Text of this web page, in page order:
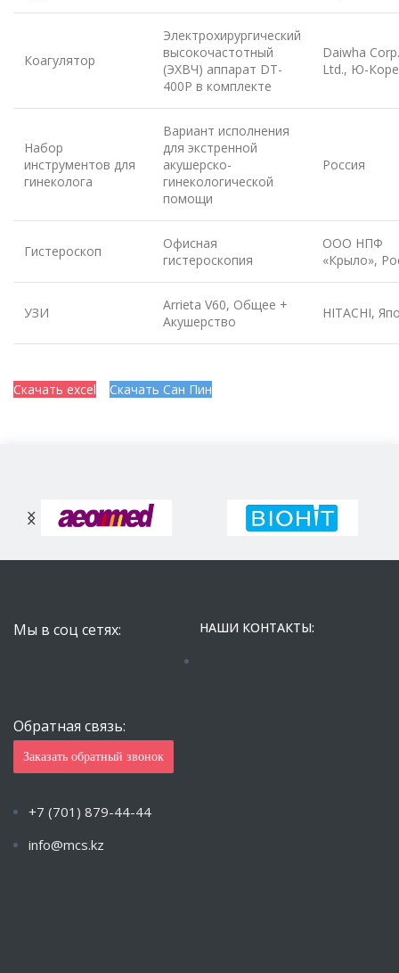
Коагулятор
Электрохирургический
высокочастотный
(ЭХВЧ) аппарат DT-
400Р в комплекте
Daiwha
Ltd., Ю-
Набор
инструментов для
гинеколога
Вариант исполнения
для экстренной
акушерско-
гинекологической
помощи
Россия
Гистероскоп
Офисная
гистероскопия
ООО НПФ
«Крыло»,
УЗИ
Arrieta V60, Общее +
Акушерство
HITACHI,
Скачать excel Скачать Сан Пин
Мы в соц сетях:
Обратная связь:
Заказать обратный звонок
НАШИ КОНТАКТЫ:
+7 (701) 879-44-44
info@mcs.kz